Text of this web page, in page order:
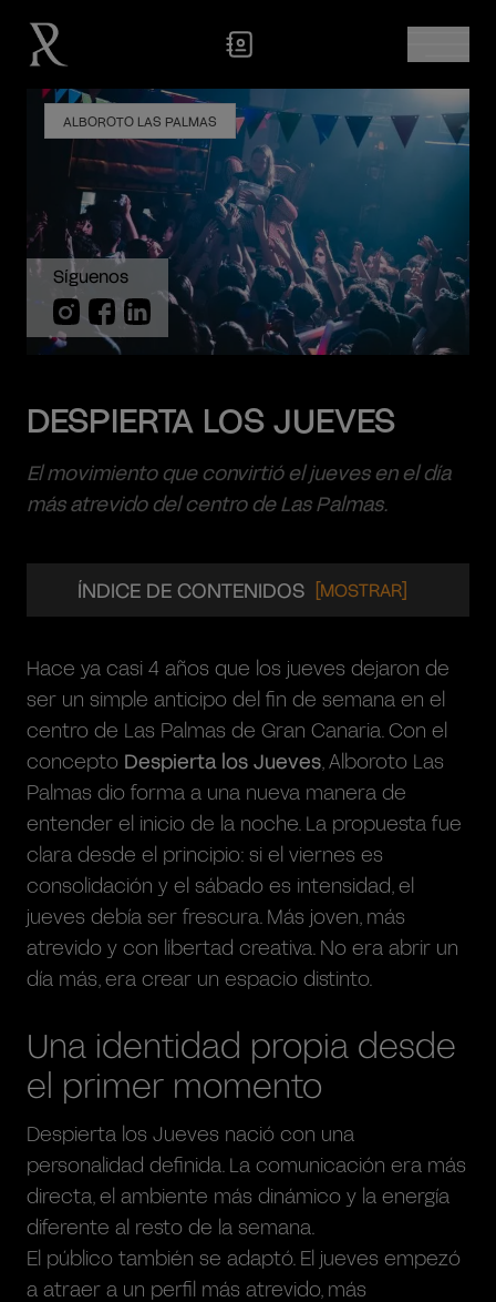
ALBOROTO LAS PALMAS
Síguenos
DESPIERTA LOS JUEVES
El movimiento que convirtió el jueves en el día
más atrevido del centro de Las Palmas.
ÍNDICE DE CONTENIDOS
Hace ya casi 4 años que los jueves dejaron de
ser un simple anticipo del fin de semana en el
centro de Las Palmas de Gran Canaria. Con el
concepto Despierta los Jueves , Alboroto Las
Palmas dio forma a una nueva manera de
entender el inicio de la noche. La propuesta fue
clara desde el principio: si el viernes es
consolidación y el sábado es intensidad, el
jueves debía ser frescura. Más joven, más
atrevido y con libertad creativa. No era abrir un
día más, era crear un espacio distinto.
Una identidad propia desde
el primer momento
Despierta los Jueves nació con una
personalidad definida. La comunicación era más
directa, el ambiente más dinámico y la energía
diferente al resto de la semana.
El público también se adaptó. El jueves empezó
a atraer a un perfil más atrevido, más